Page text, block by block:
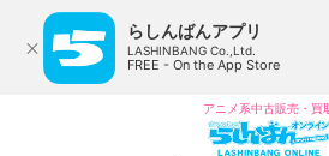
らしんばんアプリ
LASHINBANG Co.,Ltd.
FREE - On the App Store
アニメ系中古販売・買